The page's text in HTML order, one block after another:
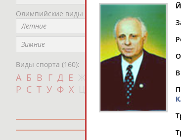
Олимпийские виды спорта
Летние
Зимние
Виды спорта (160):
А Б В Г Д Е Л М
П
Р С Т У Ф Х Э Ю